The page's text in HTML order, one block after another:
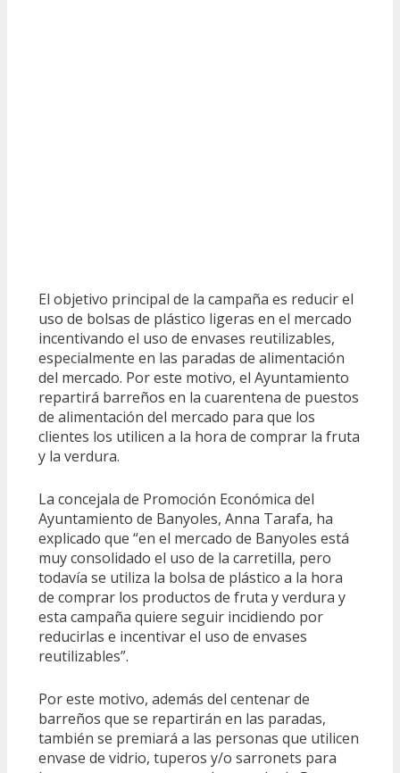
El objetivo principal de la campaña es reducir el
uso de bolsas de plástico ligeras en el mercado
incentivando el uso de envases reutilizables,
especialmente en las paradas de alimentación
del mercado. Por este motivo, el Ayuntamiento
repartirá barreños en la cuarentena de puestos
de alimentación del mercado para que los
clientes los utilicen a la hora de comprar la fruta
y la verdura.
La concejala de Promoción Económica del
Ayuntamiento de Banyoles, Anna Tarafa, ha
explicado que “en el mercado de Banyoles está
muy consolidado el uso de la carretilla, pero
todavía se utiliza la bolsa de plástico a la hora
de comprar los productos de fruta y verdura y
esta campaña quiere seguir incidiendo por
reducirlas e incentivar el uso de envases
reutilizables”.
Por este motivo, además del centenar de
barreños que se repartirán en las paradas,
también se premiará a las personas que utilicen
envase de vidrio, tuperos y/o sarronets para